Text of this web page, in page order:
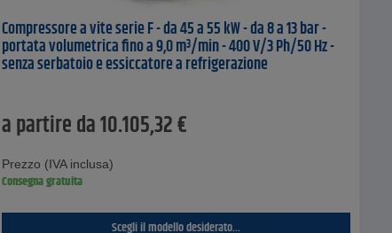
Compressore a vite serie F - da 45 a 55 kW - da 8 a 13 bar -
portata volumetrica fino a 9,0 m³/min - 400 V/3 Ph/50 Hz -
senza serbatoio e essiccatore a refrigerazione
a partire da10.105,32€
Prezzo (IVA inclusa)
Consegna gratuita
Scegli il modello desiderato...